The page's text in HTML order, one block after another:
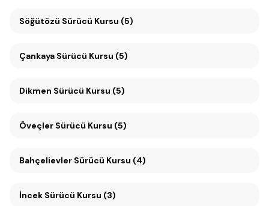
Söğütözü Sürücü Kursu (5)
Çankaya Sürücü Kursu (5)
Dikmen Sürücü Kursu (5)
Öveçler Sürücü Kursu (5)
Bahçelievler Sürücü Kursu (4)
İncek Sürücü Kursu (3)